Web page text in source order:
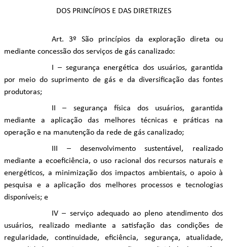
DOS PRINCÍPIOS E DAS DIRETRIZES
Art. 3º São princípios da exploração direta ou
mediante concessão dos serviços de gás canalizado:
I – segurança energética dos usuários, garantida
por meio do suprimento de gás e da diversificação das fontes
produtoras;
II – segurança física dos usuários, garantida
mediante a aplicação das melhores técnicas e práticas na
operação e na manutenção da rede de gás canalizado;
III – desenvolvimento sustentável, realizado
mediante a ecoeficiência, o uso racional dos recursos naturais e
energéticos, a minimização dos impactos ambientais, o apoio à
pesquisa e a aplicação dos melhores processos e tecnologias
disponíveis; e
IV – serviço adequado ao pleno atendimento dos
usuários, realizado mediante a satisfação das condições de
regularidade, continuidade, eficiência, segurança, atualidade,